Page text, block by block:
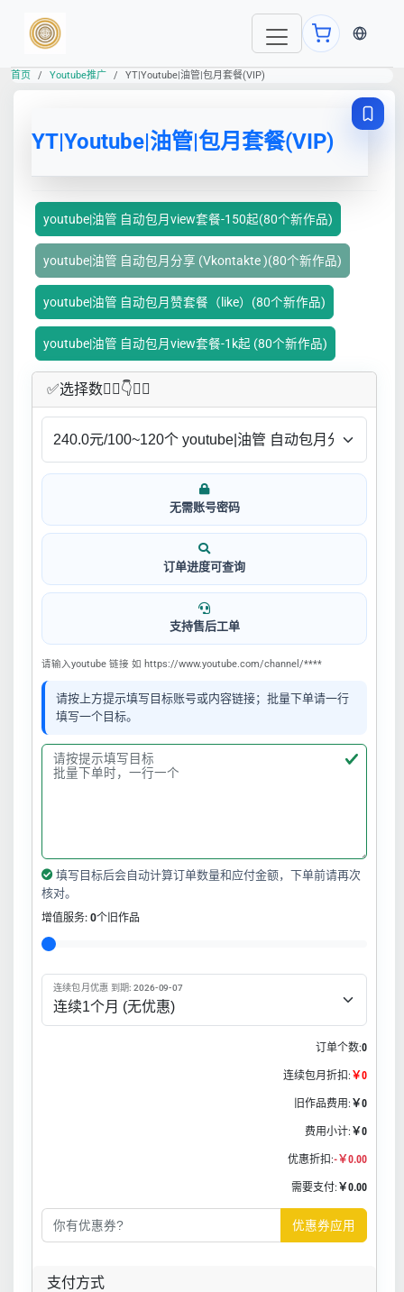
当前语
首页 Youtube推广 YT|Youtube|油管|包月套餐(VIP)
YT|Youtube|油管|包月套餐(VIP)
youtube|油管 自动包月view套餐-150起(80个新作品)
youtube|油管 自动包月分享 (Vkontakte )(80个新作品)
youtube|油管 自动包月赞套餐（like）(80个新作品)
youtube|油管 自动包月view套餐-1k起 (80个新作品)
✅​选择数👇🏻​​👇👇🏻​​
无需账号密码
订单进度可查询
支持售后工单
请输入youtube 链接 如 https://www.youtube.com/channel/****
请按上方提示填写目标账号或内容链接；批量下单请一行
填写一个目标。
填写目标后会自动计算订单数量和应付金额，下单前请再次
核对。
增值服务: 0个旧作品
连续包月优惠 到期: 2026-09-07
订单个数:0
连续包月折扣: ￥0
旧作品费用: ￥0
费用小计: ￥0
优惠折扣:-￥0.00
需要支付: ￥0.00
优惠券应用
支付方式